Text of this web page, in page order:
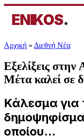
ENIKOS.
Αρχική » Διεθνή Νέα
Εξελίξεις
Μέτα καλεί σε
Κάλεσμα για
οποίου...